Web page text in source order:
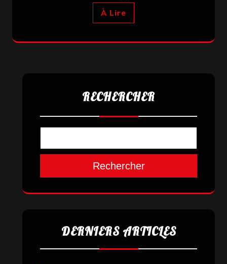
À Lire
RECHERCHER
Rechercher
DERNIERS ARTICLES